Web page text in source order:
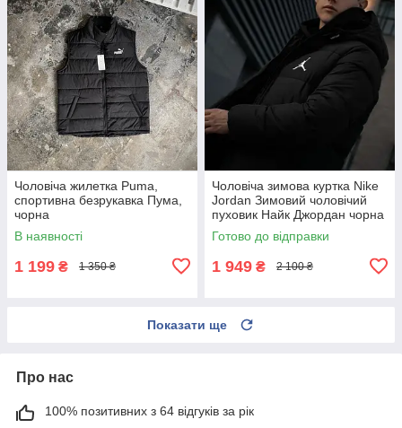
Чоловіча жилетка Puma,
спортивна безрукавка Пума,
чорна
В наявності
1 199 ₴ 1 350 ₴
Чоловіча зимова куртка Nike
Jordan Зимовий чоловічий
пуховик Найк Джордан чорна
Готово до відправки
1 949 ₴ 2 100 ₴
Показати ще
Про нас
100% позитивних з 64 відгуків за рік